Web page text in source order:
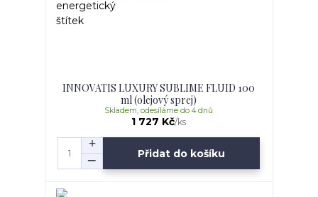
INNOVATIS LUXURY SUBLIME FLUID 100
ml (olejový sprej)
1 727 Kč/ks
Skladem, odesíláme do 4 dnů
Přidat do košíku